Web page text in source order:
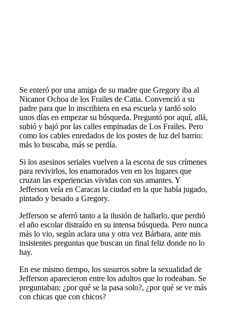
Se enteró por una amiga de su madre que Gregory iba al
Nicanor Ochoa de los Frailes de Catia. Convenció a su
padre para que lo inscribiera en esa escuela y tardó solo
unos días en empezar su búsqueda. Preguntó por aquí, allá,
subió y bajó por las calles empinadas de Los Frailes. Pero
como los cables enredados de los postes de luz del barrio:
más lo buscaba, más se perdía.
Si los asesinos seriales vuelven a la escena de sus crímenes
para revivirlos, los enamorados ven en los lugares que
cruzan las experiencias vividas con sus amantes. Y
Jefferson veía en Caracas la ciudad en la que había jugado,
pintado y besado a Gregory.
Jefferson se aferró tanto a la ilusión de hallarlo, que perdió
el año escolar distraído en su intensa búsqueda. Pero nunca
más lo vio, según aclara una y otra vez Bárbara, ante mis
insistentes preguntas que buscan un final feliz donde no lo
hay.
En ese mismo tiempo, los susurros sobre la sexualidad de
Jefferson aparecieron entre los adultos que lo rodeaban. Se
preguntaban: ¿por qué se la pasa solo?, ¿por qué se ve más
con chicas que con chicos?